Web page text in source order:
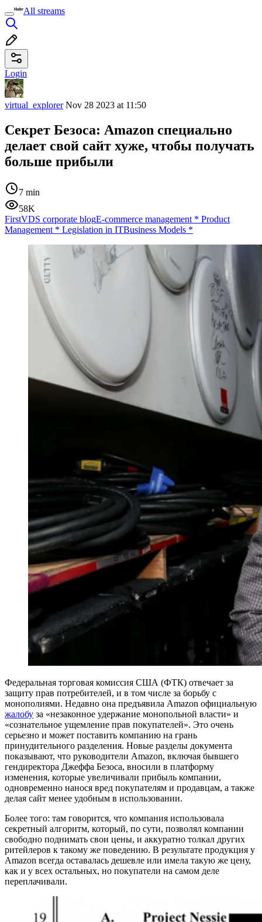
All streams
Login
virtual_explorerNov 28 2023 at 11:50
Секрет Безоса: Amazon специально
делает свой сайт хуже, чтобы получать
больше прибыли
7 min
58K
FirstVDS corporate blogE-commerce management * Product
Management * Legislation in ITBusiness Models *
Федеральная торговая комиссия США (ФТК) отвечает за
защиту прав потребителей, и в том числе за борьбу с
монополиями. Недавно она предъявила Amazon официальную
жалобу за «незаконное удержание монопольной власти» и
«сознательное ущемление прав покупателей». Это очень
серьезно и может поставить компанию на грань
принудительного разделения. Новые разделы документа
показывают, что руководители Amazon, включая бывшего
гендиректора Джеффа Безоса, вносили в платформу
изменения, которые увеличивали прибыль компании,
одновременно нанося вред покупателям и продавцам, а также
делая сайт менее удобным в использовании.
Более того: там говорится, что компания использовала
секретный алгоритм, который, по сути, позволял компании
свободно поднимать свои цены, и аккуратно толкал других
ритейлеров к такому же поведению. В результате продукция у
Amazon всегда оставалась дешевле или имела такую же цену,
как и у всех остальных, но покупатели на самом деле
переплачивали.